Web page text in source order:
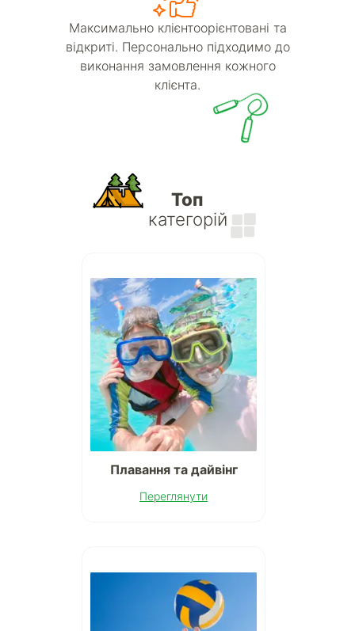
Максимально клієнтоорієнтовані та
відкриті. Персонально підходимо до
виконання замовлення кожного
клієнта.
Топ
категорій
Плавання та дайвінг
Переглянути